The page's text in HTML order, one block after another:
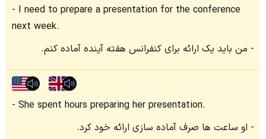
I need to prepare a presentation for the conference
next week.
من باید یک ارائه برای کنفرانس هفته آینده آماده کنم.
She spent hours preparing her presentation.
او ساعت ها صرف آماده سازی ارائه خود کرد.